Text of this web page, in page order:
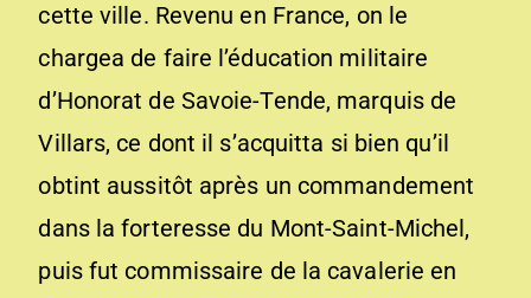
cette ville. Revenu en France, on le
chargea de faire l’éducation militaire
d’Honorat de Savoie-Tende, marquis de
Villars, ce dont il s’acquitta si bien qu’il
obtint aussitôt après un commandement
dans la forteresse du Mont-Saint-Michel,
puis fut commissaire de la cavalerie en